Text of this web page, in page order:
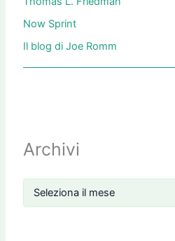
Now Sprint
Il blog di Joe Romm
Archivi